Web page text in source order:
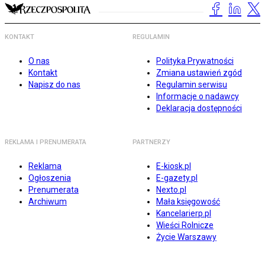
KONTAKT
O nas
Kontakt
Napisz do nas
REGULAMIN
Polityka Prywatności
Zmiana ustawień zgód
Regulamin serwisu
Informacje o nadawcy
Deklaracja dostępności
REKLAMA I PRENUMERATA
Reklama
Ogłoszenia
Prenumerata
Archiwum
PARTNERZY
E-kiosk.pl
E-gazety.pl
Nexto.pl
Mała księgowość
Kancelarierp.pl
Wieści Rolnicze
Życie Warszawy